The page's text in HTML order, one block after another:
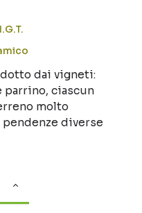
dai vigneti:
parrino, ciascun
molto
diverse